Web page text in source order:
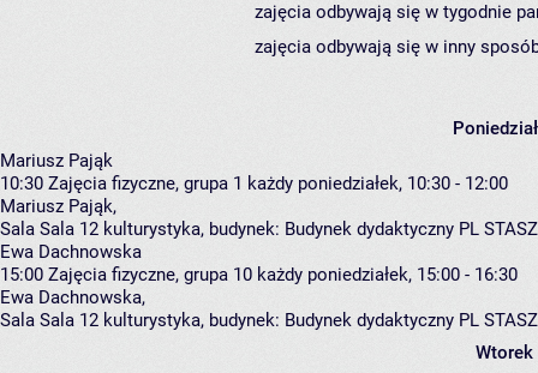
zajęcia odbywają się w tygodnie
zajęcia odbywają się w inny
Mariusz Pająk
10:30 Zajęcia fizyczne, grupa 1 każdy poniedziałek, 10:30 - 12:00
Mariusz Pająk,
Sala Sala 12 kulturystyka, budynek: Budynek dydaktyczny PL
Ewa Dachnowska
15:00 Zajęcia fizyczne, grupa 10 każdy poniedziałek, 15:00 - 16:30
Ewa Dachnowska,
Sala Sala 12 kulturystyka, budynek: Budynek dydaktyczny PL
Wtorek